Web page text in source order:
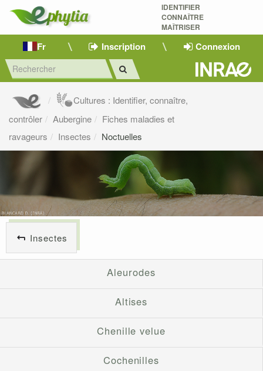
IDENTIFIER
CONNAÎTRE
MAÎTRISER
Fr Inscription Connexion
Cultures : Identifier, connaître,
contrôler
Aubergine
Fiches maladies et
ravageurs
Insectes Noctuelles
Insectes
Aleurodes
Altises
Chenille velue
Cochenilles